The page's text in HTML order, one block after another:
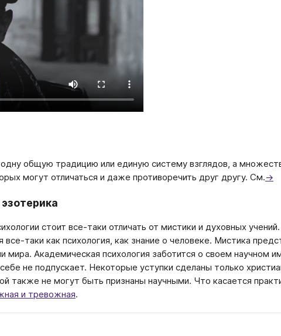
общую традицию или единую систему взглядов, а
могут отличаться и даже противоречить друг другу. См.→
стоит все-таки отличать от мистики и духовных
все-таки как психология, как знание о человеке. Мистика
мира. Академическая психология заботится о своем научном
не подпускает. Некоторые уступки сделаны только
также не могут быть признаны научными. Что касается
и тревожная.